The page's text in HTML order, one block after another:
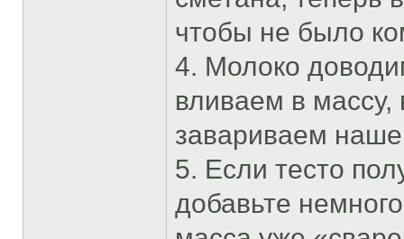
чтобы не было
4. Молоко
вливаем в
завариваем наше
5. Если тесто
добавьте